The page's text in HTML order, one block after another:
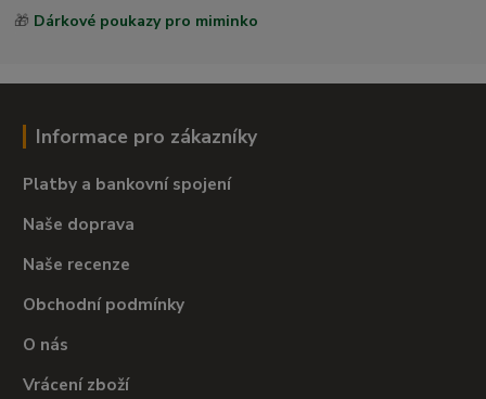
🎁 Dárkové poukazy pro miminko
Informace pro zákazníky
Platby a bankovní spojení
Naše doprava
Naše recenze
Obchodní podmínky
O nás
Vrácení zboží